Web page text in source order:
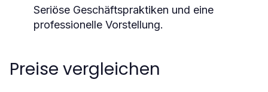
Seriöse Geschäftspraktiken und eine
professionelle Vorstellung.
Preise vergleichen